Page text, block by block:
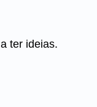
ter ideias.